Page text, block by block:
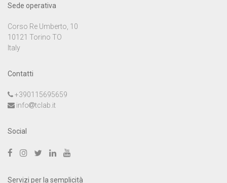
Sede operativa
Corso Re Umberto, 10
10121 Torino TO
Italy
Contatti
+390115695659
info
tclab.it
Social
Servizi per la semplicità